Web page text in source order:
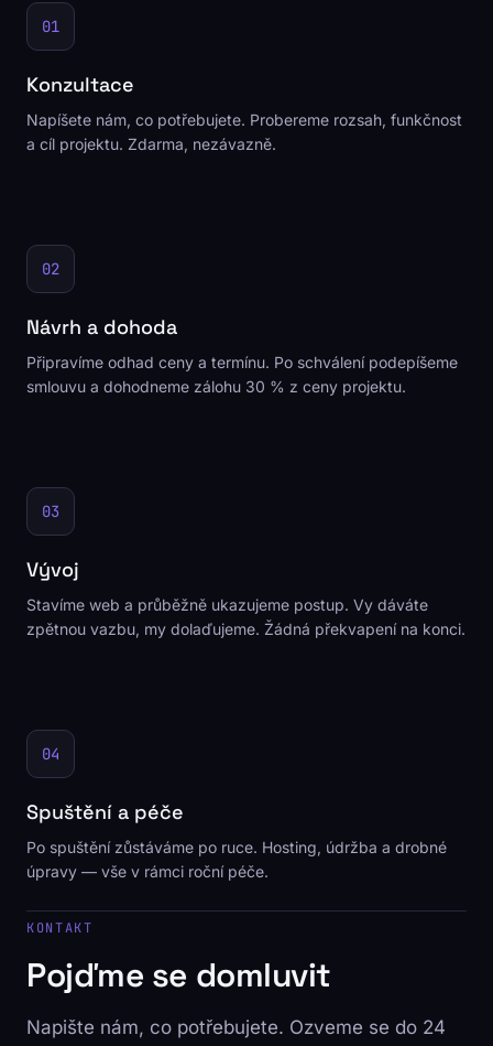
01
Konzultace
Napíšete nám, co potřebujete. Probereme rozsah, funkčnost
a cíl projektu. Zdarma, nezávazně.
02
Návrh a dohoda
Připravíme odhad ceny a termínu. Po schválení podepíšeme
smlouvu a dohodneme zálohu 30 % z ceny projektu.
03
Vývoj
Stavíme web a průběžně ukazujeme postup. Vy dáváte
zpětnou vazbu, my dolaďujeme. Žádná překvapení na konci.
04
Spuštění a péče
Po spuštění zůstáváme po ruce. Hosting, údržba a drobné
úpravy — vše v rámci roční péče.
KONTAKT
Pojďme se domluvit
Napište nám, co potřebujete. Ozveme se do 24